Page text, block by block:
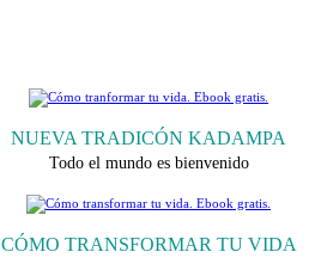
NUEVA TRADICÓN KADAMPA
Todo el mundo es bienvenido
CÓMO TRANSFORMAR TU VIDA